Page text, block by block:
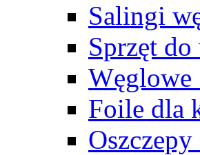
Salingi
Sprzęt
Foile dla